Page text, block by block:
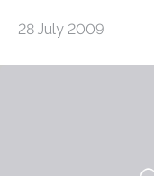
28 July 2009